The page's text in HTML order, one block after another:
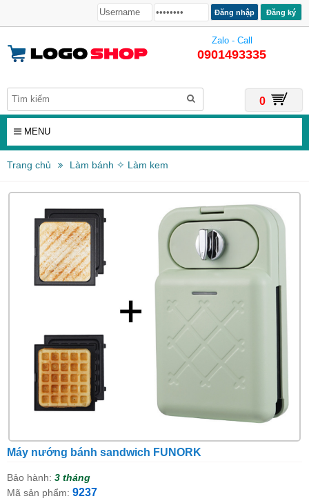
Đăng ký
Zalo - Call
0901493335
0
MENU
Trang chủ Làm bánh ✧ Làm kem
Máy nướng bánh sandwich FUNORK
Bảo hành: 3 tháng
Mã sản phẩm: 9237